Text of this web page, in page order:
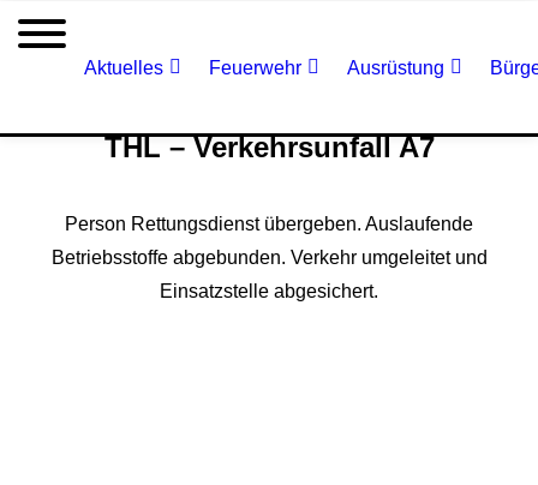
Aktuelles Feuerwehr Ausrüstung
THL – Verkehrsunfall A7
Person Rettungsdienst übergeben. Auslaufende
Betriebsstoffe abgebunden. Verkehr umgeleitet und
Einsatzstelle abgesichert.